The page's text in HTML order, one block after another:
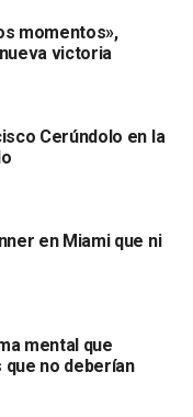
momentos»,
victoria
Cerúndolo en la
en Miami que ni
mental que
que no deberían